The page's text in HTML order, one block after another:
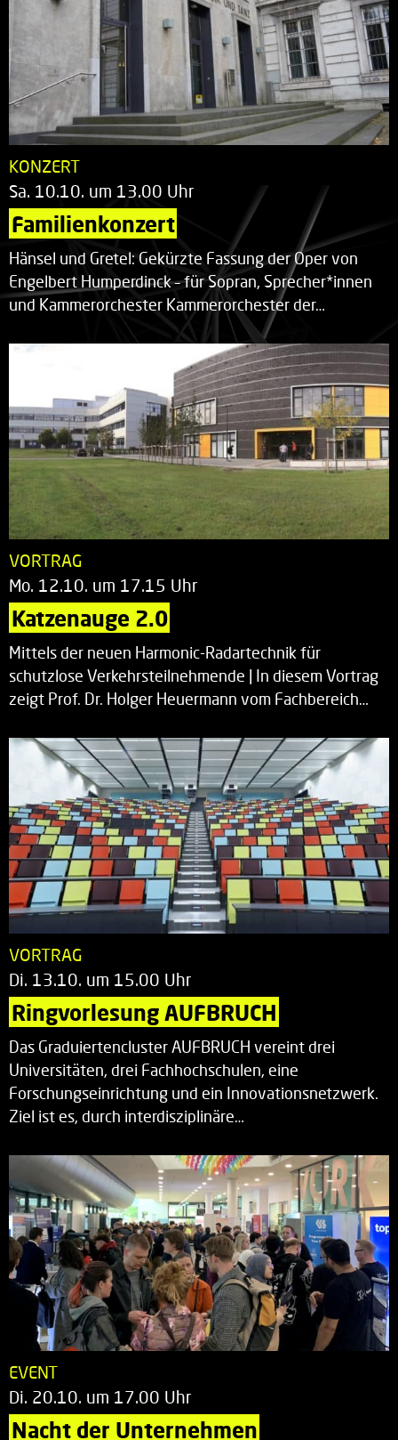
KONZERT
Sa. 10.10. um 13.00 Uhr
Familienkonzert
Hänsel und Gretel: Gekürzte Fassung der Oper von
Engelbert Humperdinck – für Sopran, Sprecher*innen
und Kammerorchester Kammerorchester der…
VORTRAG
Mo. 12.10. um 17.15 Uhr
Katzenauge 2.0
Mittels der neuen Harmonic-Radartechnik für
schutzlose Verkehrsteilnehmende | In diesem Vortrag
zeigt Prof. Dr. Holger Heuermann vom Fachbereich…
VORTRAG
Di. 13.10. um 15.00 Uhr
Ringvorlesung AUFBRUCH
Das Graduiertencluster AUFBRUCH vereint drei
Universitäten, drei Fachhochschulen, eine
Forschungseinrichtung und ein Innovationsnetzwerk.
Ziel ist es, durch interdisziplinäre…
EVENT
Di. 20.10. um 17.00 Uhr
Nacht der Unternehmen